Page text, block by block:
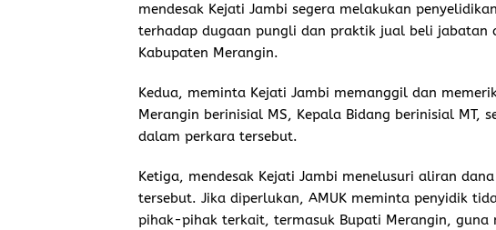
mendesak Kejati Jambi segera melakukan
terhadap dugaan pungli dan praktik jual beli jabatan
Kabupaten Merangin.
Kedua, meminta Kejati Jambi memanggil dan
Merangin berinisial MS, Kepala Bidang berinisial MT,
dalam perkara tersebut.
Ketiga, mendesak Kejati Jambi menelusuri aliran
tersebut. Jika diperlukan, AMUK meminta penyidik
pihak-pihak terkait, termasuk Bupati Merangin, guna